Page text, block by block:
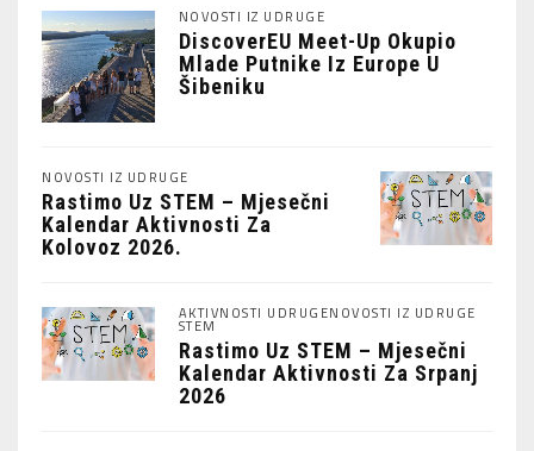
NOVOSTI IZ UDRUGE
DiscoverEU Meet-Up Okupio
Mlade Putnike Iz Europe U
Šibeniku
NOVOSTI IZ UDRUGE
Rastimo Uz STEM – Mjesečni
Kalendar Aktivnosti Za
Kolovoz 2026.
AKTIVNOSTI UDRUGENOVOSTI IZ UDRUGE
STEM
Rastimo Uz STEM – Mjesečni
Kalendar Aktivnosti Za Srpanj
2026